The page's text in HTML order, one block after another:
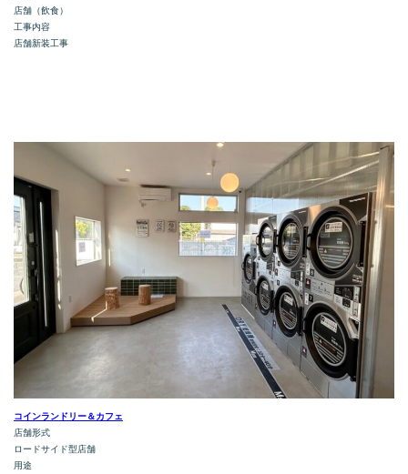
店舗（飲食）
工事内容
店舗新装工事
コインランドリー＆カフェ
店舗形式
ロードサイド型店舗
用途